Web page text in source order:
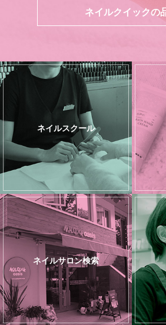
ネイルクイックの
ネイルスクール
ネイルサロン検索